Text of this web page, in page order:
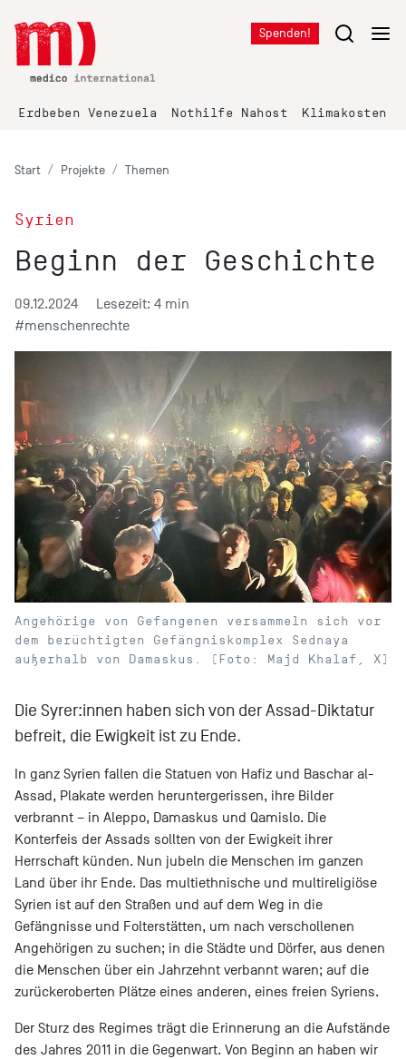
Spenden!
Erdbeben Venezuela Nothilfe Nahost Klimakosten
Start Projekte Themen
Syrien
Beginn der Geschichte
09.12.2024
Lesezeit: 4 min
#menschenrechte
Angehörige von Gefangenen versammeln sich vor
dem berüchtigten Gefängniskomplex Sednaya
außerhalb von Damaskus. (Foto: Majd Khalaf, X)
Die Syrer:innen haben sich von der Assad-Diktatur
befreit, die Ewigkeit ist zu Ende.
In ganz Syrien fallen die Statuen von Hafiz und Baschar al-
Assad, Plakate werden heruntergerissen, ihre Bilder
verbrannt – in Aleppo, Damaskus und Qamislo. Die
Konterfeis der Assads sollten von der Ewigkeit ihrer
Herrschaft künden. Nun jubeln die Menschen im ganzen
Land über ihr Ende. Das multiethnische und multireligiöse
Syrien ist auf den Straßen und auf dem Weg in die
Gefängnisse und Folterstätten, um nach verschollenen
Angehörigen zu suchen; in die Städte und Dörfer, aus denen
die Menschen über ein Jahrzehnt verbannt waren; auf die
zurückeroberten Plätze eines anderen, eines freien Syriens.
Der Sturz des Regimes trägt die Erinnerung an die Aufstände
des Jahres 2011 in die Gegenwart. Von Beginn an haben wir